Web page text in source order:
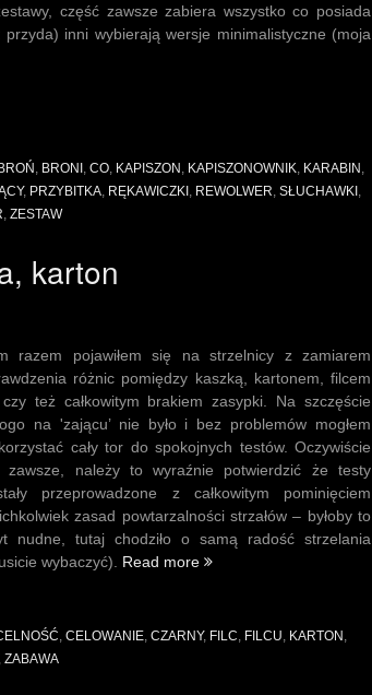
część zawsze zabiera wszystko co posiada
inni wybierają wersje minimalistyczne (moja
BRONI, CO, KAPISZON KAPISZONOWNIK KARABIN
, PRZYBITKA RĘKAWICZKI REWOLWER SŁUCHAWKI
ZESTAW
karton
razem pojawiłem się na strzelnicy z zamiarem
różnic pomiędzy kaszką, kartonem, filcem
też całkowitym brakiem zasypki. Na szczęście
na 'zającu’ nie było i bez problemów mogłem
cały tor do spokojnych testów. Oczywiście
zawsze, należy to wyraźnie potwierdzić że testy
przeprowadzone z całkowitym pominięciem
zasad powtarzalności strzałów – byłoby to
nudne, tutaj chodziło o samą radość strzelania
wybaczyć). Read more „Testy
filc,
, CELOWANIE, CZARNY, FILC, FILCU, KARTON ,
ZABAWA